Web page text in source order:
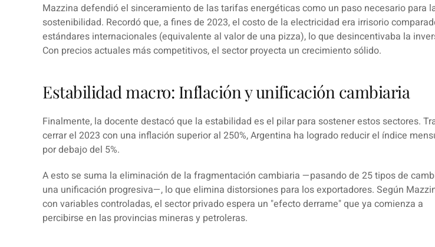
Mazzina defendió el sinceramiento de las tarifas energéticas como un paso necesario para
sostenibilidad. Recordó que, a fines de 2023, el costo de la electricidad era irrisorio
estándares internacionales (equivalente al valor de una pizza), lo que desincentivaba la
Con precios actuales más competitivos, el sector proyecta un crecimiento sólido.
Estabilidad macro: Inflación y unificación cambiaria
Finalmente, la docente destacó que la estabilidad es el pilar para sostener estos sectores.
cerrar el 2023 con una inflación superior al 250%, Argentina ha logrado reducir el índice
por debajo del 5%.
A esto se suma la eliminación de la fragmentación cambiaria —pasando de 25 tipos de
una unificación progresiva—, lo que elimina distorsiones para los exportadores. Según
con variables controladas, el sector privado espera un "efecto derrame"que ya comienza a
percibirse en las provincias mineras y petroleras.